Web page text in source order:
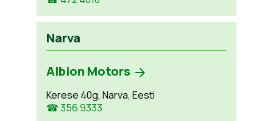
Narva
Albion Motors
Kerese 40g, Narva, Eesti
☎ 356 9333